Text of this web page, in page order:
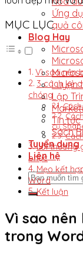
Ứng
quả
Blog Hay
Luyện
Lập
Tin tức
Sách
Tuyển dụng
Liên hệ
MỤC LỤC
Vì sao nên
3 cách kẻ
chóng
cụ
Lỗi thường
phục
Mẹo kết
Word
Kết luận
Vì sao
trong